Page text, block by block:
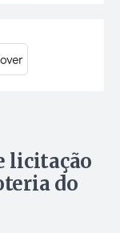
licitação
do